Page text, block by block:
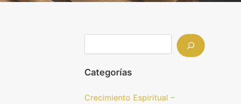
Categorías
Crecimiento Espiritual –